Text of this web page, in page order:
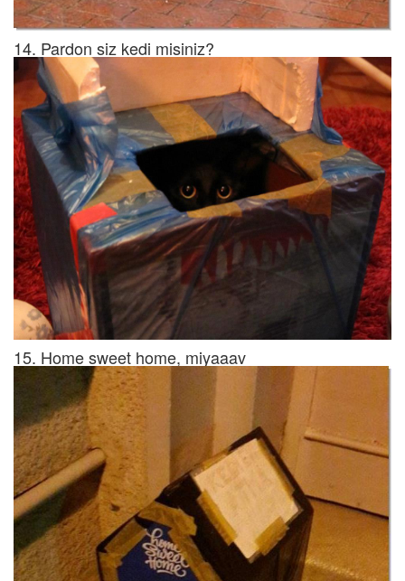
14. Pardon siz kedi misiniz?
15. Home sweet home, miyaaav